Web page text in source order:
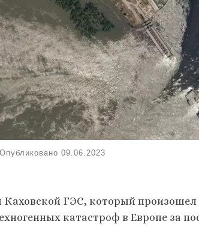
Опубликовано 09.06.2023
ГЭС, который произошел
катастроф в Европе за